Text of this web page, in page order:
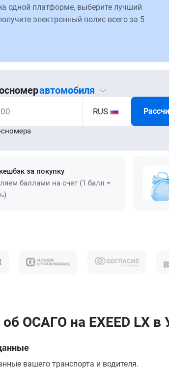
одной платформе, выберите лучший
электронный полис всего за 5
автомобиля
RUS
за покупку
баллами на счет (1 балл =
ОСАГО на EXEED LX в
вашего транспорта и водителя.